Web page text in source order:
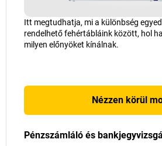
Itt megtudhatja, mi a különbség
rendelhető fehértábláink között, hol
milyen előnyöket kínálnak.
Nézzen körül
Pénzszámláló és